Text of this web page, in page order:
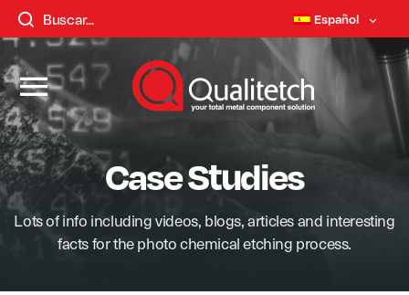
Español
Case Studies
Lots of info including videos, blogs, articles and interesting
facts for the photo chemical etching process.